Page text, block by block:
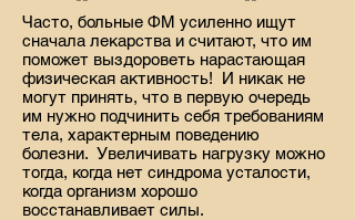
Часто, больные ФМ усиленно ищут
сначала лекарства и считают, что им
поможет выздороветь нарастающая
физическая активность! И никак не
могут принять, что в первую очередь
им нужно подчинить себя требованиям
тела, характерным поведению
болезни. Увеличивать нагрузку можно
тогда, когда нет синдрома усталости,
когда организм хорошо
восстанавливает силы.